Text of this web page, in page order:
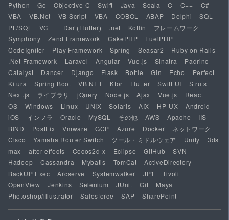
Python
Go Objective-C Swift Java Scala C C++
C#
VBA
VB.Net VB Script VBA COBOL ABAP Delphi
SQL
PL/SQL
VC++ Dart(Flutter) .net Kotlin
フレームワーク
Symphony
Zend Framework CakePHP
FuelPHP
CodeIgniter
Play Framework Spring Seasar2
Ruby on Rails
.Net Framework
Laravel Angular Vue.js Sinatra
Padrino
Catalyst
Dancer Django Flask Bottle Gin Echo
Perfect
Kitura
Spring Boot VB.NET Ktor Flutter Swift UI
Struts
Next.js
ライブラリ jQuery Node.js Ajax Vue.js
React
OS
Windows Linux UNIX Solaris AIX HP-UX
Android
iOS
インフラ Oracle MySQL その他 AWS Apache
IIS
BIND
PostFix Vmware GCP Azure Docker
ネットワーク
Cisco
Yamaha Router Switch ツール・ミドルウェア Unity
3ds
max
after effects Cocos2d-x Eclipse GitHub
SVN
Hadoop
Cassandra Mybatis TomCat
ActiveDirectory
BackUP Exec
Arcserve Systemwalker JP1
Tivoli
OpenView
Jenkins Selenium JUnit Git
Maya
Photoshop/illustrator
Salesforce SAP SharePoint